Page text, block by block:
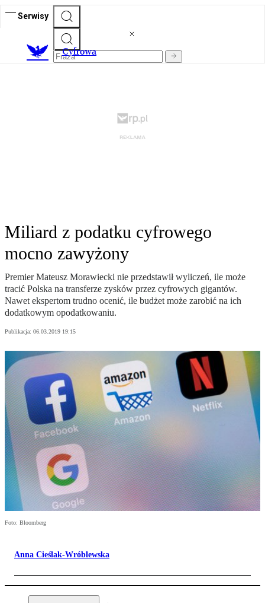
Serwisy
Cyfrowa
Miliard z podatku cyfrowego
mocno zawyżony
Premier Mateusz Morawiecki nie przedstawił wyliczeń, ile może
tracić Polska na transferze zysków przez cyfrowych gigantów.
Nawet ekspertom trudno ocenić, ile budżet może zarobić na ich
dodatkowym opodatkowaniu.
Publikacja: 06.03.2019 19:15
Foto: Bloomberg
Anna Cieślak-Wróblewska